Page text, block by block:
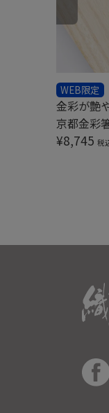
京都金彩
WEB限定
¥8,745 税
金彩が艶